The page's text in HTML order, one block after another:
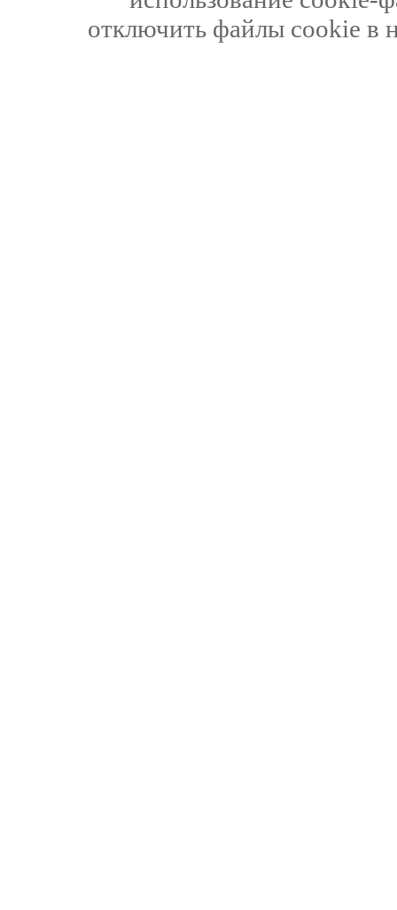
отключить файлы cookie в